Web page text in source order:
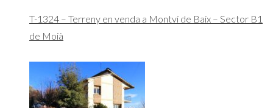
T-1324 – Terreny en venda a Montví de Baix – Sector B1
de Moià